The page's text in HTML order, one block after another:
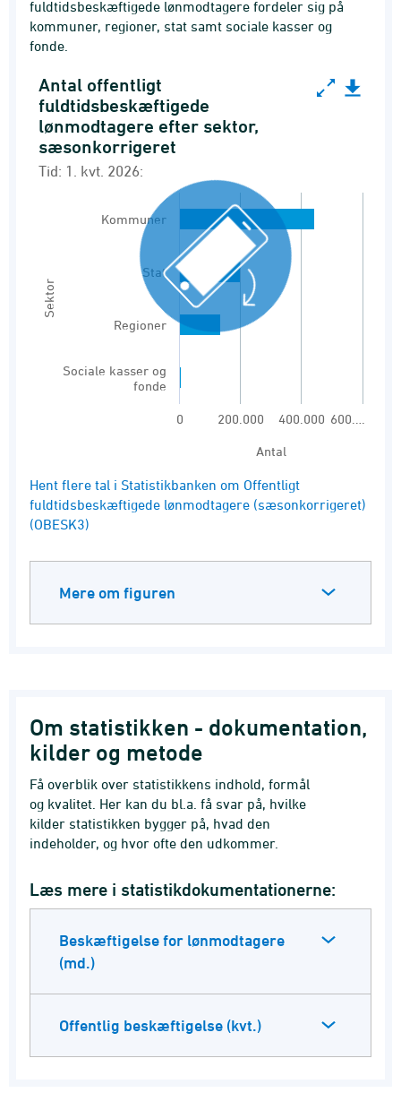
fuldtidsbeskæftigede lønmodtagere fordeler sig på
kommuner, regioner, stat samt sociale kasser og
fonde.
Antal offentligt fuldtidsbeskæftigede
Bar chart with 4 bars.
Tid: 1. kvt. 2026:
Offentligt fuldtidsbeskæftigede
View as data table, Antal offentligt
The chart has 1 X axis displaying Sektor.
The chart has 1 Y axis displaying Antal.
Sektor
Antal
Antal offentligt
fuldtidsbeskæftigede
lønmodtagere efter sektor,
sæsonkorrigeret
Tid: 1. kvt. 2026:
Kommuner
Stat
Regioner
Sociale kasser og
fonde
0 200.000 400.000 600.…
End of interactive chart.
Hent flere tal i Statistikbanken om Offentligt
fuldtidsbeskæftigede lønmodtagere (sæsonkorrigeret)
(OBESK3)
Mere om figuren
Om statistikken - dokumentation,
kilder og metode
Få overblik over statistikkens indhold, formål
og kvalitet. Her kan du bl.a. få svar på, hvilke
kilder statistikken bygger på, hvad den
indeholder, og hvor ofte den udkommer.
Læs mere i statistikdokumentationerne:
Beskæftigelse for lønmodtagere
(md.)
Offentlig beskæftigelse (kvt.)